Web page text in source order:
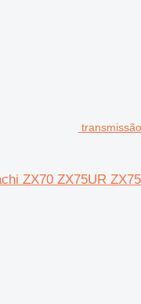
ZX70 ZX75UR